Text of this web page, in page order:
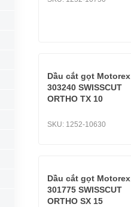
Dầu cắt gọt Motorex
303240 SWISSCUT
ORTHO TX 10
SKU: 1252-10630
Dầu cắt gọt Motorex
301775 SWISSCUT
ORTHO SX 15